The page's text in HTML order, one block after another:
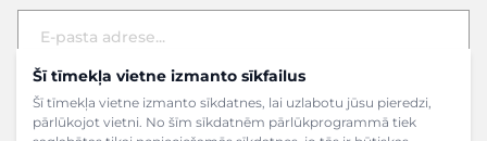
Šī tīmekļa vietne izmanto sīkfailus
Šī tīmekļa vietne izmanto sīkdatnes, lai uzlabotu jūsu pieredzi,
pārlūkojot vietni. No šīm sīkdatnēm pārlūkprogrammā tiek
E-pasta adrese
Pieteikties